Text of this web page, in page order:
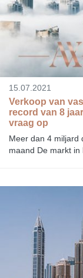
15.07.2021
Verkoop van
record van 8
vraag op
Meer dan 4 miljard
maand De markt in